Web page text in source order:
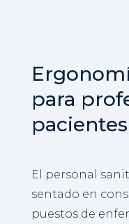
para
pacientes
El personal
sentado en
puestos de